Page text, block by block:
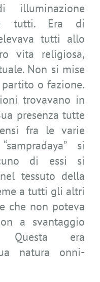
tutti. Era di
tutti allo
vita religiosa,
Non si mise
o fazione.
trovavano in
presenza tutte
fra le varie
si
di essi si
tessuto della
a tutti gli altri
che non poteva
a svantaggio
Questa era
natura onni-